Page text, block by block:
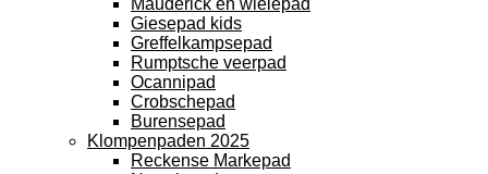
Mauderick en wielepad
Giesepad kids
Greffelkampsepad
Rumptsche veerpad
Ocannipad
Crobschepad
Burensepad
Klompenpaden 2025
Reckense Markepad